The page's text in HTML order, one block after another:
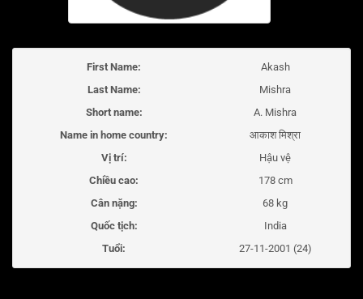
First Name:
Akash
Last Name:
Mishra
Short name:
A. Mishra
Name in home country:
आकाश मिश्रा
Vị trí:
Hậu vệ
Chiều cao:
178 cm
Cân nặng:
68 kg
Quốc tịch:
India
Tuổi:
27-11-2001 (24)